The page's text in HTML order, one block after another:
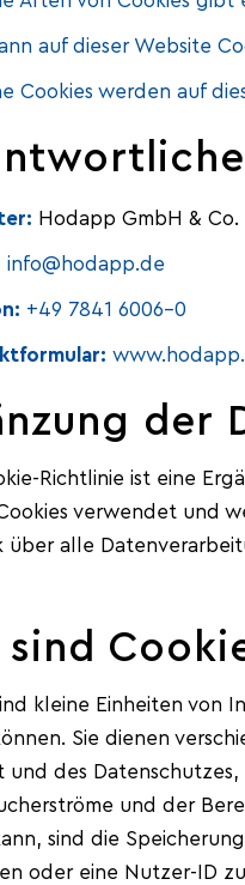
auf dieser Website
Cookies werden auf
Hodapp GmbH & Co.
info@hodapp.de
+49 7841 6006-0
der
Richtlinie ist eine
verwendet und
über alle
sind
kleine Einheiten von
Sie dienen
und des
und der
sind die
oder eine Nutzer-ID